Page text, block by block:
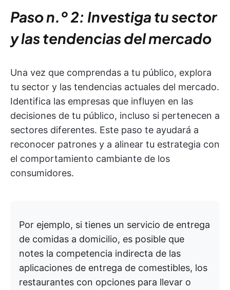
Paso n.º 2: Investiga tu sector
y las tendencias del mercado
Una vez que comprendas a tu público, explora
tu sector y las tendencias actuales del mercado.
Identifica las empresas que influyen en las
decisiones de tu público, incluso si pertenecen a
sectores diferentes. Este paso te ayudará a
reconocer patrones y a alinear tu estrategia con
el comportamiento cambiante de los
consumidores.
Por ejemplo, si tienes un servicio de entrega
de comidas a domicilio, es posible que
notes la competencia indirecta de las
aplicaciones de entrega de comestibles, los
restaurantes con opciones para llevar o